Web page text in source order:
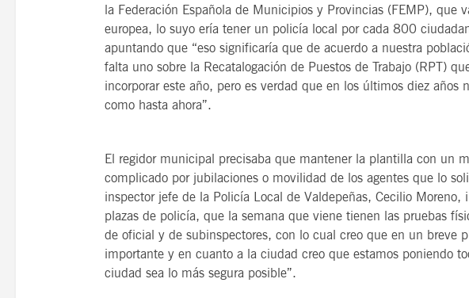
la Federación Española de Municipios y Provincias (FEMP), que
europea, lo suyo ería tener un policía local por cada 800
apuntando que “eso significaría que de acuerdo a nuestra
falta uno sobre la Recatalogación de Puestos de Trabajo (RPT)
incorporar este año, pero es verdad que en los últimos diez años
como hasta ahora”.
El regidor municipal precisaba que mantener la plantilla con un
complicado por jubilaciones o movilidad de los agentes que lo
inspector jefe de la Policía Local de Valdepeñas, Cecilio Moreno,
plazas de policía, que la semana que viene tienen las pruebas
de oficial y de subinspectores, con lo cual creo que en un breve
importante y en cuanto a la ciudad creo que estamos poniendo
ciudad sea lo más segura posible”.